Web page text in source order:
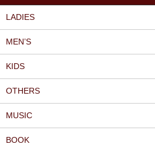
LADIES
MEN’S
KIDS
OTHERS
MUSIC
BOOK